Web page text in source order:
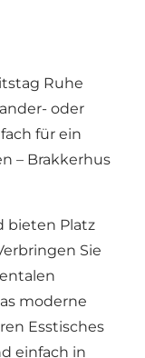
Ruhe
oder
für ein
– Brakkerhus
bieten Platz
Sie
moderne
Esstisches
einfach in